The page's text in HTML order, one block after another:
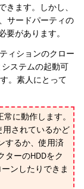
きます。しかし、
サードパーティの
要があります。
ィションのクロー
ステムの起動可
。素人にとって
に動作します。
用されているかど
するか、使用済
ーのHDDをク
ンしたりできま